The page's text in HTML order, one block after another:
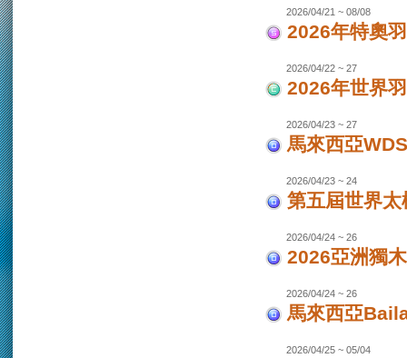
2026/04/21 ~ 08/08
2026年特奧
2026/04/22 ~ 27
2026年世界
2026/04/23 ~ 27
馬來西亞
2026/04/23 ~ 24
第五屆世界
2026/04/24 ~ 26
2026亞洲獨
2026/04/24 ~ 26
馬來西亞
2026/04/25 ~ 05/04